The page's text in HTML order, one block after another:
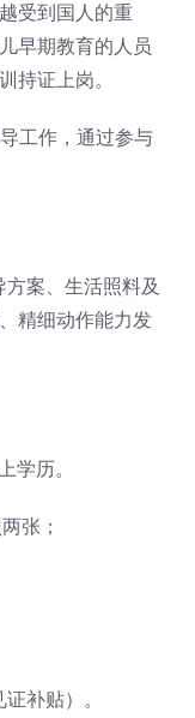
受到国人的重
早期教育的人员
持证上岗。
工作，通过参与
案、生活照料及
精细动作能力发
学历。
张；
补贴）。